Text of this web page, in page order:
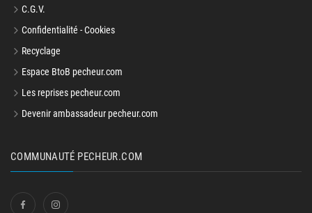
C.G.V.
Confidentialité - Cookies
Recyclage
Espace BtoB pecheur.com
Les reprises pecheur.com
Devenir ambassadeur pecheur.com
COMMUNAUTÉ PECHEUR.COM